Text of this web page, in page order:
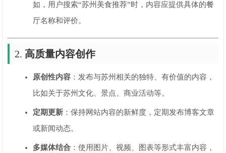
如，用户搜索“苏州美食推荐”时，内容应提供具体的餐
厅名称和评价。
2.高质量内容创作
原创性内容 ：发布与苏州相关的独特、有价值的内容，
比如关于苏州文化、景点、商业活动等。
定期更新 ：保持网站内容的新鲜度，定期发布博客文章
或新闻动态。
多媒体结合 ：使用图片、视频、图表等形式丰富内容，